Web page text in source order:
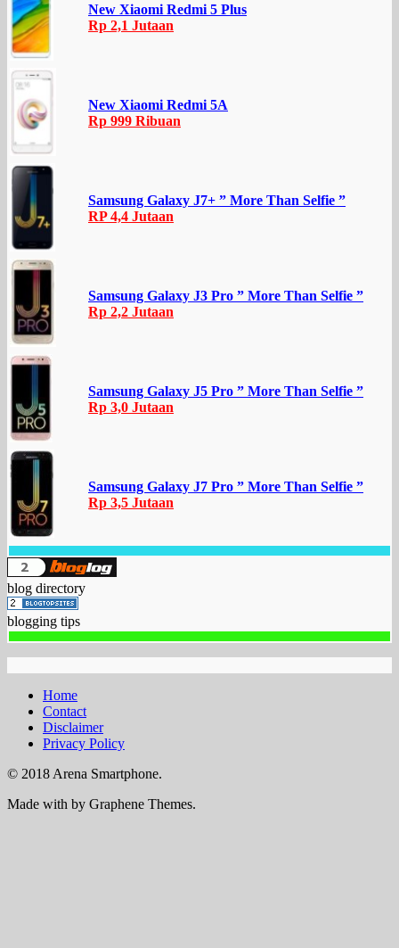
New Xiaomi Redmi 5 Plus
Rp 2,1 Jutaan
New Xiaomi Redmi 5A
Rp 999 Ribuan
Samsung Galaxy J7+ ” More Than Selfie ”
RP 4,4 Jutaan
Samsung Galaxy J3 Pro ” More Than Selfie ”
Rp 2,2 Jutaan
Samsung Galaxy J5 Pro ” More Than Selfie ”
Rp 3,0 Jutaan
Samsung Galaxy J7 Pro ” More Than Selfie ”
Rp 3,5 Jutaan
blog directory
blogging tips
Home
Contact
Disclaimer
Privacy Policy
© 2018 Arena Smartphone.
Made with by Graphene Themes.